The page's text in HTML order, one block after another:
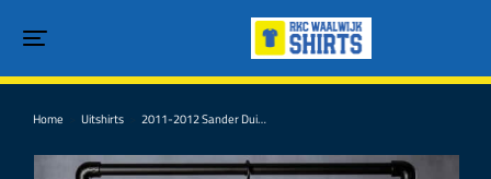
Je bent hier:
Home Uitshirts 2011-2012 Sander Dui…